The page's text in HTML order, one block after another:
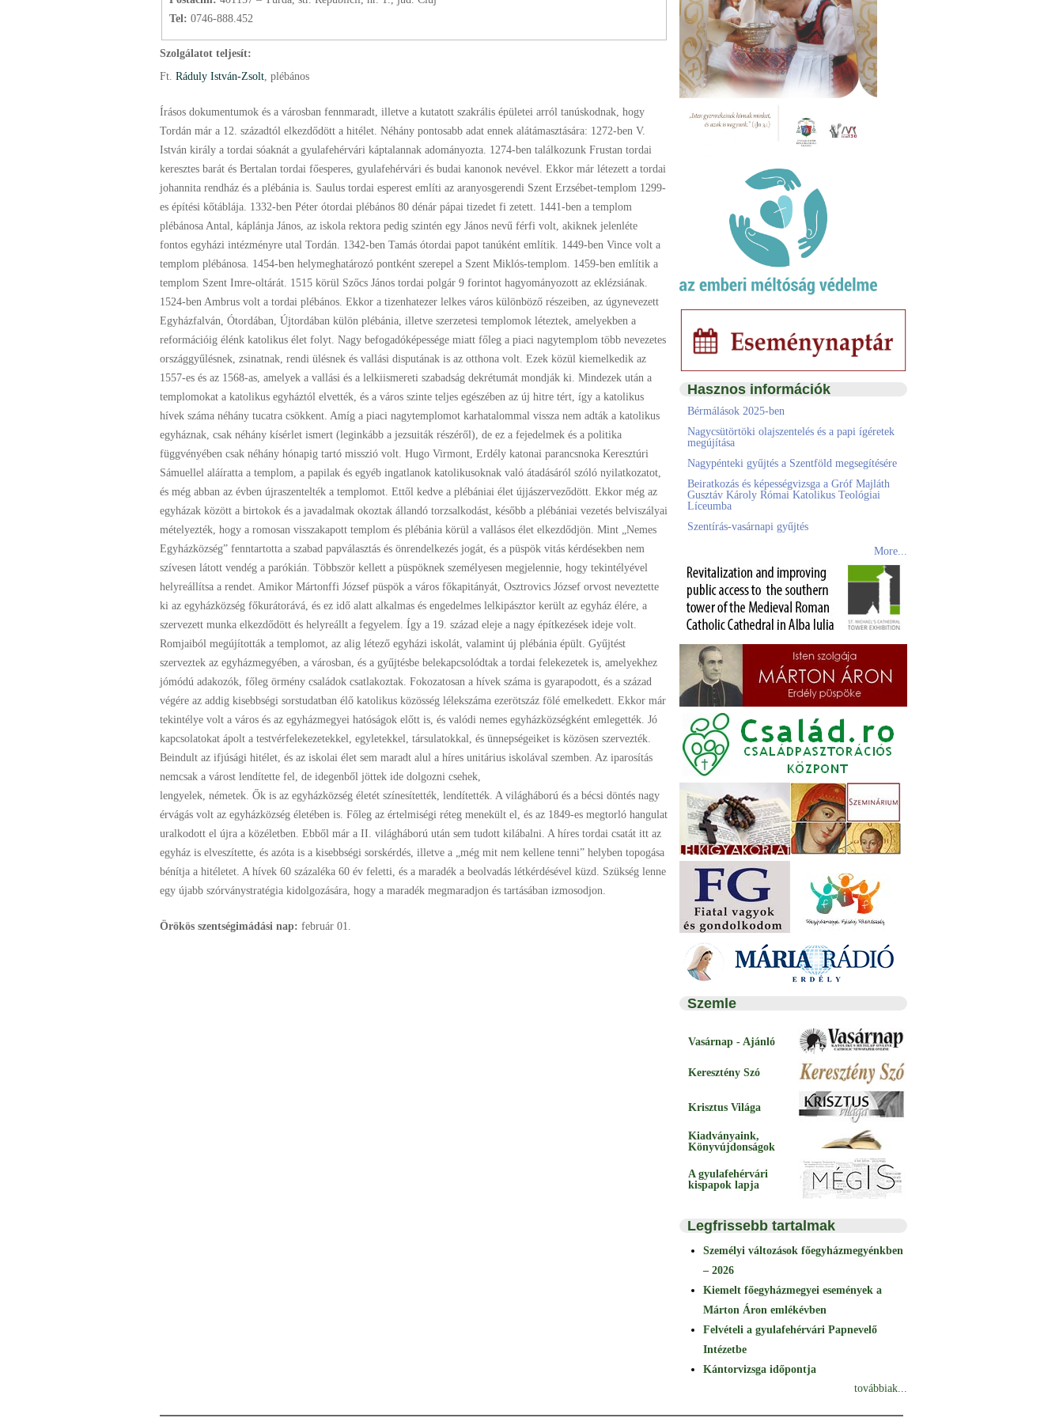
Tel: 0746-888.452
Szolgálatot teljesít:
Ft. Ráduly István-Zsolt , plébános
Írásos dokumentumok és a városban fennmaradt, illetve a kutatott szakrális épületei arról tanúskodnak, hogy
Tordán már a 12. századtól elkezdődött a hitélet. Néhány pontosabb adat ennek alátámasztására: 1272-ben V.
István király a tordai sóaknát a gyulafehérvári káptalannak adományozta. 1274-ben találkozunk Frustan tordai
keresztes barát és Bertalan tordai főesperes, gyulafehérvári és budai kanonok nevével. Ekkor már létezett a tordai
johannita rendház és a plébánia is. Saulus tordai esperest említi az aranyosgerendi Szent Erzsébet-templom 1299-
es építési kőtáblája. 1332-ben Péter ótordai plébános 80 dénár pápai tizedet fi zetett. 1441-ben a templom
plébánosa Antal, káplánja János, az iskola rektora pedig szintén egy János nevű férfi volt, akiknek jelenléte
fontos egyházi intézményre utal Tordán. 1342-ben Tamás ótordai papot tanúként említik. 1449-ben Vince volt a
templom plébánosa. 1454-ben helymeghatározó pontként szerepel a Szent Miklós-templom. 1459-ben említik a
templom Szent Imre-oltárát. 1515 körül Szőcs János tordai polgár 9 forintot hagyományozott az eklézsiának.
1524-ben Ambrus volt a tordai plébános. Ekkor a tizenhatezer lelkes város különböző részeiben, az úgynevezett
Egyházfalván, Ótordában, Újtordában külön plébánia, illetve szerzetesi templomok léteztek, amelyekben a
reformációig élénk katolikus élet folyt. Nagy befogadóképessége miatt főleg a piaci nagytemplom több nevezetes
országgyűlésnek, zsinatnak, rendi ülésnek és vallási disputának is az otthona volt. Ezek közül kiemelkedik az
1557-es és az 1568-as, amelyek a vallási és a lelkiismereti szabadság dekrétumát mondják ki. Mindezek után a
templomokat a katolikus egyháztól elvették, és a város szinte teljes egészében az új hitre tért, így a katolikus
hívek száma néhány tucatra csökkent. Amíg a piaci nagytemplomot karhatalommal vissza nem adták a katolikus
egyháznak, csak néhány kísérlet ismert (leginkább a jezsuiták részéről), de ez a fejedelmek és a politika
függvényében csak néhány hónapig tartó misszió volt. Hugo Virmont, Erdély katonai parancsnoka Keresztúri
Sámuellel aláíratta a templom, a papilak és egyéb ingatlanok katolikusoknak való átadásáról szóló nyilatkozatot,
és még abban az évben újraszentelték a templomot. Ettől kedve a plébániai élet újjászerveződött. Ekkor még az
egyházak között a birtokok és a javadalmak okoztak állandó torzsalkodást, később a plébániai vezetés belviszályai
mételyezték, hogy a romosan visszakapott templom és plébánia körül a vallásos élet elkezdődjön. Mint „Nemes
Egyházközség” fenntartotta a szabad papválasztás és önrendelkezés jogát, és a püspök vitás kérdésekben nem
szívesen látott vendég a parókián. Többször kellett a püspöknek személyesen megjelennie, hogy tekintélyével
helyreállítsa a rendet. Amikor Mártonffi József püspök a város főkapitányát, Osztrovics József orvost neveztette
ki az egyházközség főkurátorává, és ez idő alatt alkalmas és engedelmes lelkipásztor került az egyház élére, a
szervezett munka elkezdődött és helyreállt a fegyelem. Így a 19. század eleje a nagy építkezések ideje volt.
Romjaiból megújították a templomot, az alig létező egyházi iskolát, valamint új plébánia épült. Gyűjtést
szerveztek az egyházmegyében, a városban, és a gyűjtésbe belekapcsolódtak a tordai felekezetek is, amelyekhez
jómódú adakozók, főleg örmény családok csatlakoztak. Fokozatosan a hívek száma is gyarapodott, és a század
végére az addig kisebbségi sorstudatban élő katolikus közösség lélekszáma ezerötszáz fölé emelkedett. Ekkor már
tekintélye volt a város és az egyházmegyei hatóságok előtt is, és valódi nemes egyházközségként emlegették. Jó
kapcsolatokat ápolt a testvérfelekezetekkel, egyletekkel, társulatokkal, és ünnepségeiket is közösen szervezték.
Beindult az ifjúsági hitélet, és az iskolai élet sem maradt alul a híres unitárius iskolával szemben. Az iparosítás
nemcsak a várost lendítette fel, de idegenből jöttek ide dolgozni csehek,
lengyelek, németek. Ők is az egyházközség életét színesítették, lendítették. A világháború és a bécsi döntés nagy
érvágás volt az egyházközség életében is. Főleg az értelmiségi réteg menekült el, és az 1849-es megtorló hangulat
uralkodott el újra a közéletben. Ebből már a II. világháború után sem tudott kilábalni. A híres tordai csatát itt az
egyház is elveszítette, és azóta is a kisebbségi sorskérdés, illetve a „még mit nem kellene tenni” helyben topogása
bénítja a hitéletet. A hívek 60 százaléka 60 év feletti, és a maradék a beolvadás létkérdésével küzd. Szükség lenne
egy újabb szórványstratégia kidolgozására, hogy a maradék megmaradjon és tartásában izmosodjon.
Örökös szentségimádási nap: február 01.
Hasznos információk
Bérmálások 2025-ben
Nagycsütörtöki olajszentelés és a papi ígéretek
megújítása
Nagypénteki gyűjtés a Szentföld megsegítésére
Beiratkozás és képességvizsga a Gróf Majláth
Gusztáv Károly Római Katolikus Teológiai
Líceumba
Szentírás-vasárnapi gyűjtés
More...
Szemle
Vasárnap - Ajánló
Keresztény Szó
Krisztus Világa
Kiadványaink,
Könyvújdonságok
A gyulafehérvári
kispapok lapja
Legfrissebb tartalmak
Személyi változások főegyházmegyénkben
– 2026
Kiemelt főegyházmegyei események a
Márton Áron emlékévben
Felvételi a gyulafehérvári Papnevelő
Intézetbe
Kántorvizsga időpontja
továbbiak...